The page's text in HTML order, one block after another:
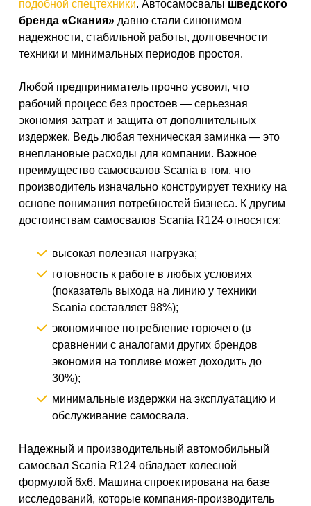
подобной спецтехники. Автосамосвалы шведского
бренда «Скания» давно стали синонимом
надежности, стабильной работы, долговечности
техники и минимальных периодов простоя.
Любой предприниматель прочно усвоил, что
рабочий процесс без простоев — серьезная
экономия затрат и защита от дополнительных
издержек. Ведь любая техническая заминка — это
внеплановые расходы для компании. Важное
преимущество самосвалов Scania в том, что
производитель изначально конструирует технику на
основе понимания потребностей бизнеса. К другим
достоинствам самосвалов Scania R124 относятся:
высокая полезная нагрузка;
готовность к работе в любых условиях
(показатель выхода на линию у техники
Scania составляет 98%);
экономичное потребление горючего (в
сравнении с аналогами других брендов
экономия на топливе может доходить до
30%);
минимальные издержки на эксплуатацию и
обслуживание самосвала.
Надежный и производительный автомобильный
самосвал Scania R124 обладает колесной
формулой 6х6. Машина спроектирована на базе
исследований, которые компания-производитель